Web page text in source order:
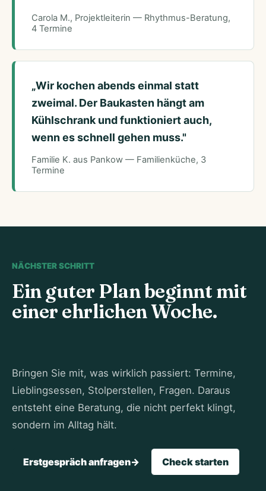
Carola M., Projektleiterin — Rhythmus-Beratung,
4 Termine
„Wir kochen abends einmal statt
zweimal. Der Baukasten hängt am
Kühlschrank und funktioniert auch,
wenn es schnell gehen muss."
Familie K. aus Pankow — Familienküche, 3
Termine
NÄCHSTER SCHRITT
Ein guter Plan beginnt mit
einer ehrlichen Woche.
Bringen Sie mit, was wirklich passiert: Termine,
Lieblingsessen, Stolperstellen, Fragen. Daraus
entsteht eine Beratung, die nicht perfekt klingt,
sondern im Alltag hält.
Erstgespräch anfragen-> Check starten